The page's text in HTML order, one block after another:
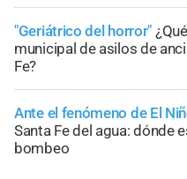
"Geriátrico del horror"
municipal de asilos de
Fe?
Ante el fenómeno de El
Santa Fe del agua: dónde
bombeo